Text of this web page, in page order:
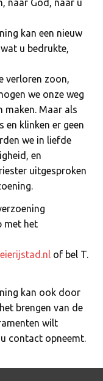
kan een nieuw
u bedrukte,
verloren zoon,
we onze weg
maken. Maar als
en klinken er geen
we in liefde
en
uitgesproken
met het
of bel T.
kan ook door
brengen van de
wilt
contact opneemt.